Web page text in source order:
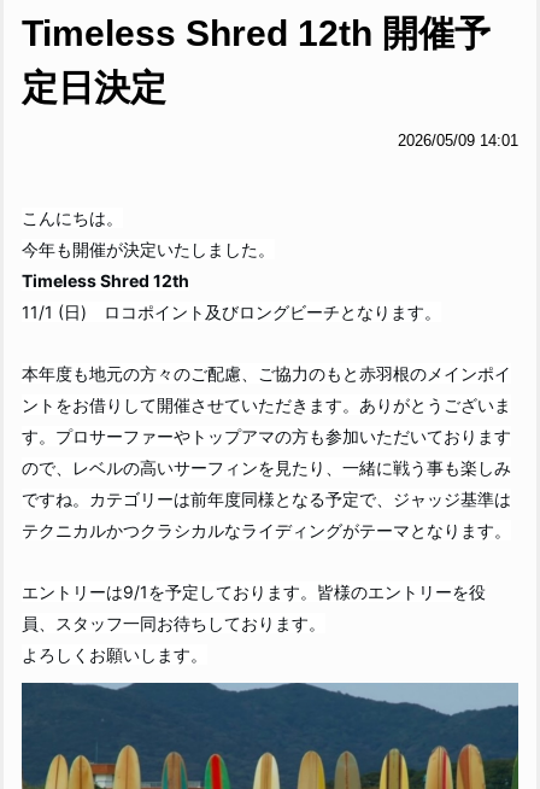
Timeless Shred 12th 開催予
定日決定
2026/05/09 14:01
こんにちは。
今年も開催が決定いたしました。
Timeless Shred 12th
11/1 (日)
ロコポイント及びロングビーチとなります。
本年度も地元の方々のご配慮、ご協力のもと赤羽根のメインポイ
ントをお借りして開催させていただきます。 ありがとうございま
す。 プロサーファーやトップアマの方も参加いただいております
ので、レベルの高いサーフィンを見たり、一緒に戦う事も楽しみ
ですね。 カテゴリーは前年度同様となる予定で、ジャッジ基準は
テクニカルかつクラシカルなライディングがテーマとなります。
エントリーは9/1を予定しております。 皆様のエントリーを役
員、スタッフ一同お待ちしております。
よろしくお願いします。